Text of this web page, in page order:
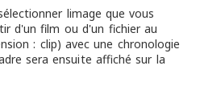
limage que vous
d'un film ou d'un fichier au
: clip) avec une chronologie
sera ensuite affiché sur la